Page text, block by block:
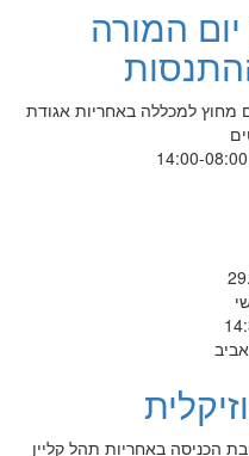
יום המורה
מחוץ למכללה באחריות אגודת
הכניסה באחריות תהל קליין